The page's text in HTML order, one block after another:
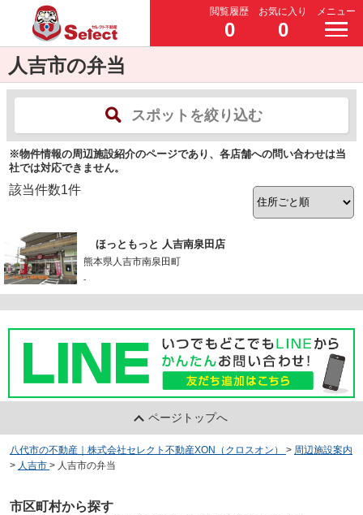
閲覧履歴
0
お気に入り
0
メニュー
人吉市の弁当
スポットを絞り込む
※物件情報の周辺施設紹介のページであり、各店舗への問い合わせは当
社では対応できません。
該当件数1件
ほっともっと 人吉南泉田店
熊本県人吉市南泉田町
-
ページトップへ
八代市の不動産｜株式会社セレクト不動産XON（クロスオン） > 周辺施設案内
> 人吉市 > 人吉市の弁当
市区町村から探す